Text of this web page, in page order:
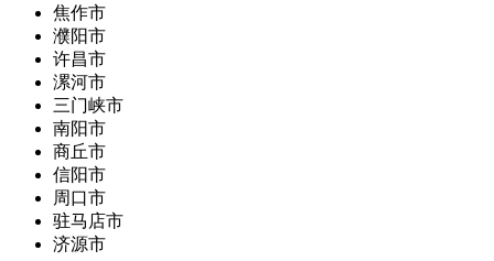
焦作市
濮阳市
许昌市
漯河市
三门峡市
南阳市
商丘市
信阳市
周口市
驻马店市
济源市